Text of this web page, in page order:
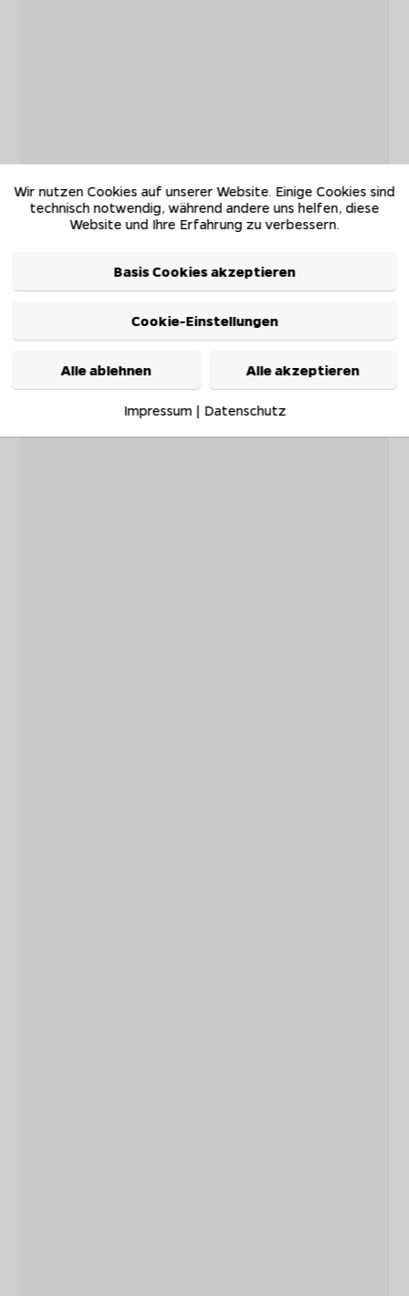
Wir nutzen Cookies auf unserer Website. Einige Cookies sind
technisch notwendig, während andere uns helfen, diese
Website und Ihre Erfahrung zu verbessern.
Basis Cookies akzeptieren
Cookie-Einstellungen
Alle ablehnen Alle akzeptieren
Impressum| Datenschutz